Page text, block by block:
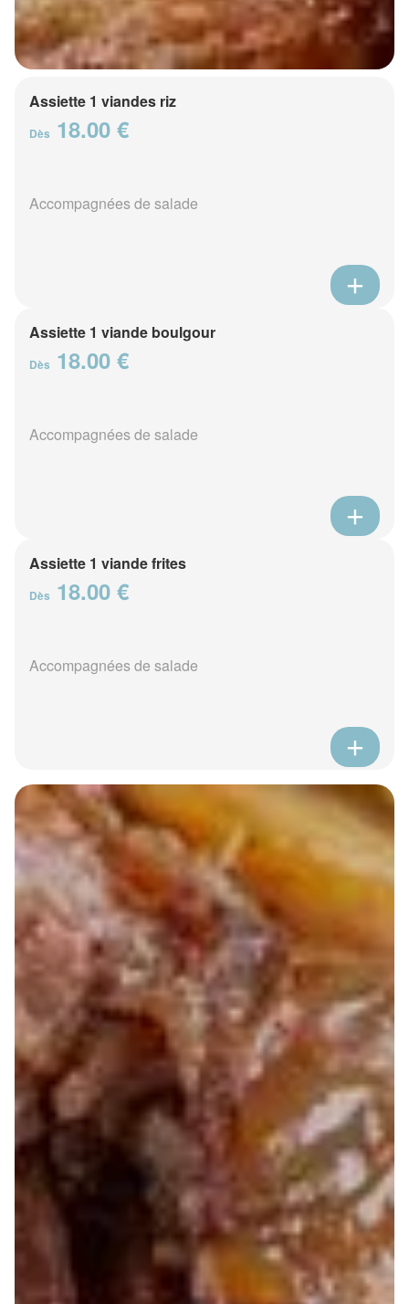
Assiette 1 viandes riz
Dès 18.00 €
Accompagnées de salade
Assiette 1 viande boulgour
Dès 18.00 €
Accompagnées de salade
Assiette 1 viande frites
Dès 18.00 €
Accompagnées de salade